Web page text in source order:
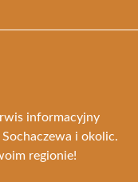
informacyjny
i okolic.
regionie!